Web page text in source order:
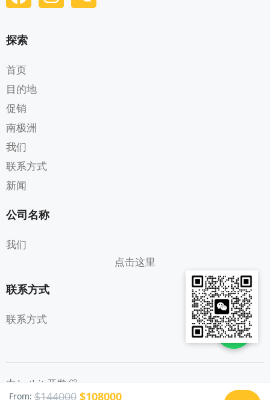
From: $144000 $108000
探索
首页
目的地
促销
南极洲
我们
联系方式
新闻
公司名称
我们
点击这里
联系方式
联系方式
由 Latbit 开发 💛